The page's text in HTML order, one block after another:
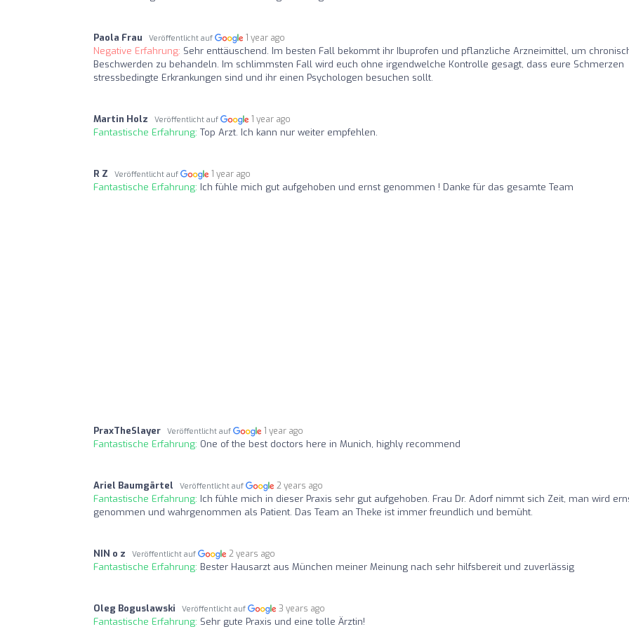
Paola Frau Veröffentlicht auf 1 year ago
Negative Erfahrung: Sehr enttäuschend. Im besten Fall bekommt ihr Ibuprofen und pflanzliche Arzneimittel, um
Beschwerden zu behandeln. Im schlimmsten Fall wird euch ohne irgendwelche Kontrolle gesagt, dass eure Schmerzen
stressbedingte Erkrankungen sind und ihr einen Psychologen besuchen sollt.
Martin Holz Veröffentlicht auf 1 year ago
Fantastische Erfahrung: Top Arzt. Ich kann nur weiter empfehlen.
R Z Veröffentlicht auf 1 year ago
Fantastische Erfahrung: Ich fühle mich gut aufgehoben und ernst genommen ! Danke für das gesamte Team
PraxTheSlayer Veröffentlicht auf 1 year ago
Fantastische Erfahrung: One of the best doctors here in Munich, highly recommend
Ariel Baumgärtel Veröffentlicht auf 2 years ago
Fantastische Erfahrung: Ich fühle mich in dieser Praxis sehr gut aufgehoben. Frau Dr. Adorf nimmt sich Zeit, man wird
genommen und wahrgenommen als Patient. Das Team an Theke ist immer freundlich und bemüht.
NIN o z Veröffentlicht auf 2 years ago
Fantastische Erfahrung: Bester Hausarzt aus München meiner Meinung nach sehr hilfsbereit und zuverlässig
Oleg Boguslawski Veröffentlicht auf 3 years ago
Fantastische Erfahrung: Sehr gute Praxis und eine tolle Ärztin!